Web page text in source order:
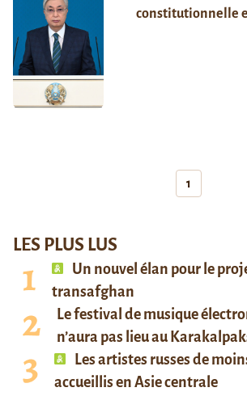
constitutionnelle
1
LES PLUS LUS
Un nouvel élan pour le
transafghan
Le festival de musique
n’aura pas lieu au
Les artistes russes de
accueillis en Asie centrale